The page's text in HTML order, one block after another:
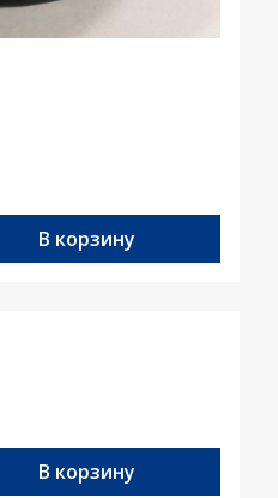
В корзину
В корзину